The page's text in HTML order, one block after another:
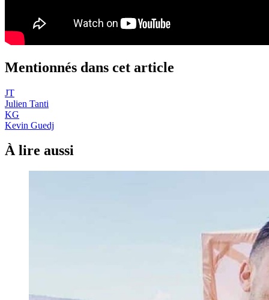
Mentionnés dans cet article
JT
Julien Tanti
KG
Kevin Guedj
À lire aussi